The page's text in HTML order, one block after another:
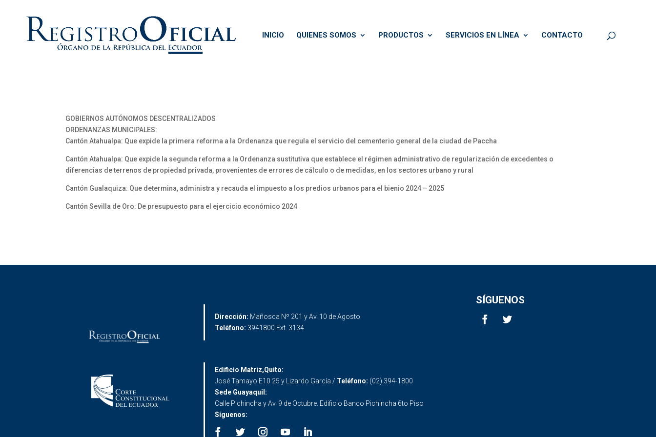
INICIO QUIENES SOMOS PRODUCTOS SERVICIOS EN LÍNEA CONTACTO
GOBIERNOS AUTÓNOMOS DESCENTRALIZADOS
ORDENANZAS MUNICIPALES:
Cantón Atahualpa: Que expide la primera reforma a la Ordenanza que regula el servicio del cementerio general de la ciudad de Paccha
Cantón Atahualpa: Que expide la segunda reforma a la Ordenanza sustitutiva que establece el régimen administrativo de regularización de excedentes o
diferencias de terrenos de propiedad privada, provenientes de errores de cálculo o de medidas, en los sectores urbano y rural
Cantón Gualaquiza: Que determina, administra y recauda el impuesto a los predios urbanos para el bienio 2024 – 2025
Cantón Sevilla de Oro: De presupuesto para el ejercicio económico 2024
Dirección: Mañosca Nº 201 y Av. 10 de Agosto
Teléfono: 3941800 Ext. 3134
SÍGUENOS
Edificio Matriz,Quito:
José Tamayo E10 25 y Lizardo García / Teléfono: (02) 394-1800
Sede Guayaquil:
Calle Pichincha y Av. 9 de Octubre. Edificio Banco Pichincha 6to Piso
Síguenos: